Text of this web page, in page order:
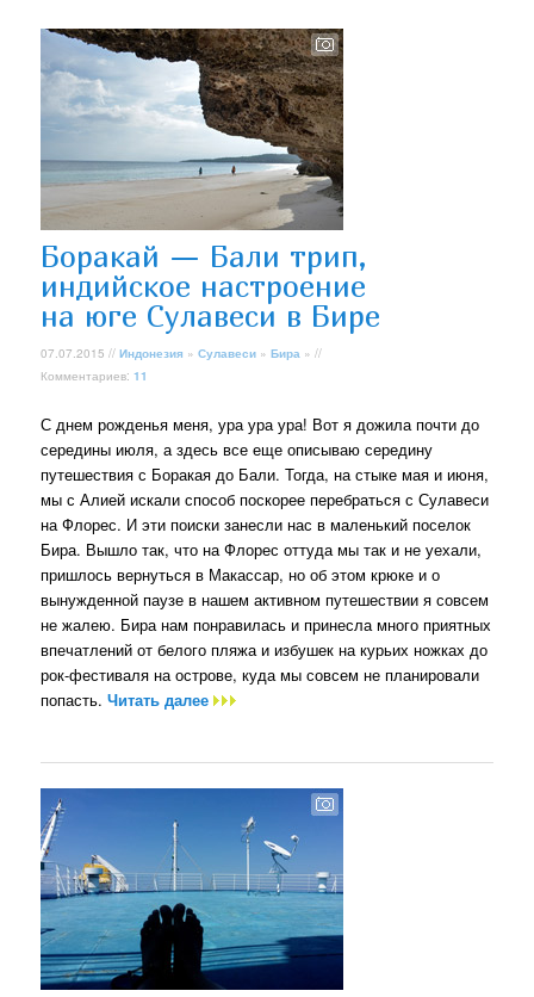
Боракай — Бали трип,
индийское настроение
на юге Сулавеси в Бире
07.07.2015 //Индонезия »Сулавеси »Бира » //
Комментариев:11
С днем рожденья меня, ура ура ура! Вот я дожила почти до
середины июля, а здесь все еще описываю середину
путешествия с Боракая до Бали. Тогда, на стыке мая и июня,
мы с Алией искали способ поскорее перебраться с Сулавеси
на Флорес. И эти поиски занесли нас в маленький поселок
Бира. Вышло так, что на Флорес оттуда мы так и не уехали,
пришлось вернуться в Макассар, но об этом крюке и о
вынужденной паузе в нашем активном путешествии я совсем
не жалею. Бира нам понравилась и принесла много приятных
впечатлений от белого пляжа и избушек на курьих ножках до
рок-фестиваля на острове, куда мы совсем не планировали
попасть.Читать далее